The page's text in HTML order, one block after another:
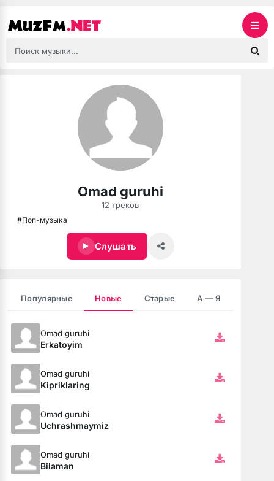
тебя помню шли дожди
мыслях
доминантный
Al Ta Ki Seni Görene Kadar
пин код
Omad guruhi
12 треков
#Поп-музыка
Слушать
Популярные Новые Старые А — Я
Omad guruhi
Erkatoyim
Omad guruhi
Kipriklaring
Omad guruhi
Uchrashmaymiz
Omad guruhi
Bilaman